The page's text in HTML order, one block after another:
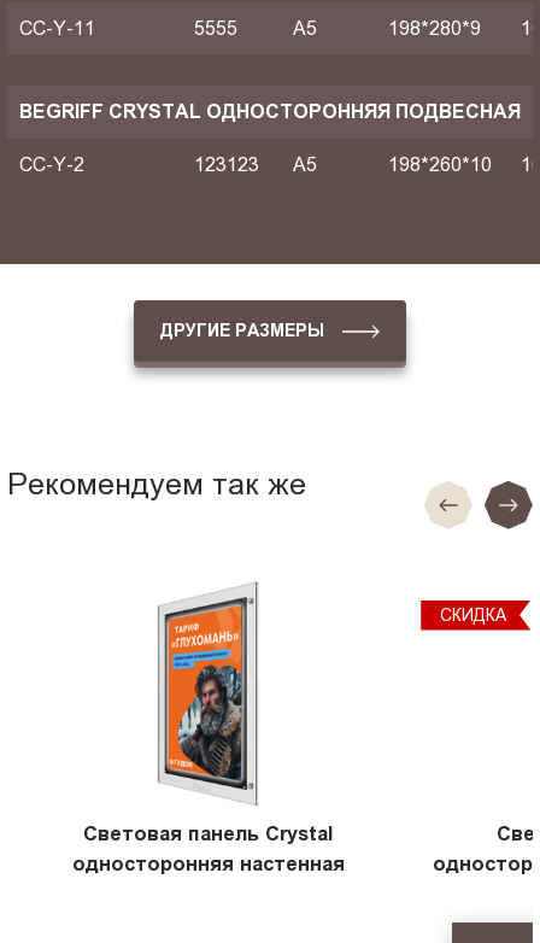
CC-Y-11 5555 A5 198*280*9
BEGRIFF CRYSTAL ОДНОСТОРОННЯЯ ПОДВЕСНАЯ
CC-Y-2 123123 A5 198*260*10
ДРУГИЕ РАЗМЕРЫ
Рекомендуем так же
Световая панель Crystal
односторонняя настенная
СКИДКА